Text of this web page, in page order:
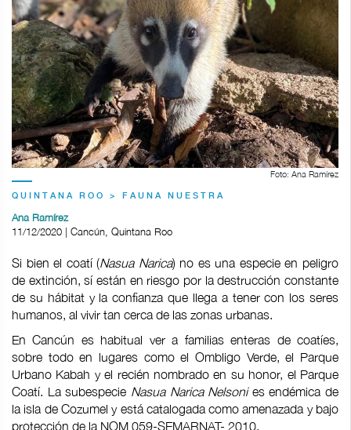
Foto: Ana Ramírez
QUINTANA ROO > FAUNA NUESTRA
Ana Ramírez
11/12/2020 | Cancún, Quintana Roo
Si bien el coatí (Nasua Narica) no es una especie en peligro
de extinción, sí están en riesgo por la destrucción constante
de su hábitat y la confianza que llega a tener con los seres
humanos, al vivir tan cerca de las zonas urbanas.
En Cancún es habitual ver a familias enteras de coatíes,
sobre todo en lugares como el Ombligo Verde, el Parque
Urbano Kabah y el recién nombrado en su honor, el Parque
Coatí. La subespecie Nasua Narica Nelsonies endémica de
la isla de Cozumel y está catalogada como amenazada y bajo
protección de la NOM 059-SEMARNAT- 2010.